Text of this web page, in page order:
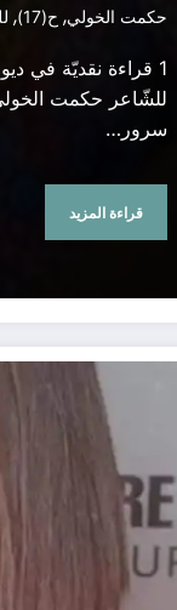
حكمت الخولي, ح(17) ,
1 قراءة نقديّة في
للشّاعر حكمت
سرور…
قراءة المزيد